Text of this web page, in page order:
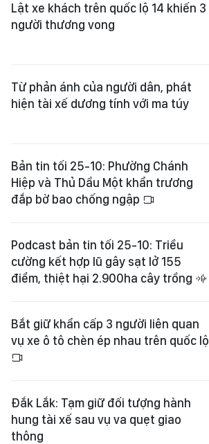
Lật xe khách trên quốc lộ 14 khiến 3
người thương vong
Từ phản ánh của người dân, phát
hiện tài xế dương tính với ma túy
Bản tin tối 25-10: Phường Chánh
Hiệp và Thủ Dầu Một khẩn trương
đắp bờ bao chống ngập
Podcast bản tin tối 25-10: Triều
cường kết hợp lũ gây sạt lở 155
điểm, thiệt hại 2.900ha cây trồng
Bắt giữ khẩn cấp 3 người liên quan
vụ xe ô tô chèn ép nhau trên quốc lộ
Đắk Lắk: Tạm giữ đối tượng hành
hung tài xế sau vụ va quẹt giao
thông